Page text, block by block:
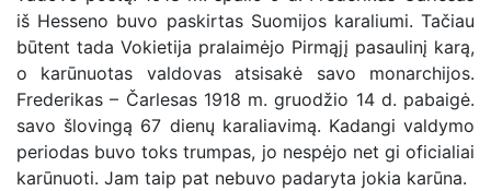
iš Hesseno buvo paskirtas Suomijos karaliumi. Tačiau
būtent tada Vokietija pralaimėjo Pirmąjį pasaulinį karą,
o karūnuotas valdovas atsisakė savo monarchijos.
Frederikas – Čarlesas 1918 m. gruodžio 14 d. pabaigė.
savo šlovingą 67 dienų karaliavimą. Kadangi valdymo
periodas buvo toks trumpas, jo nespėjo net gi oficialiai
karūnuoti. Jam taip pat nebuvo padaryta jokia karūna.